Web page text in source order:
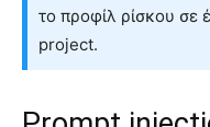
το προφίλ ρίσκου σε
project.